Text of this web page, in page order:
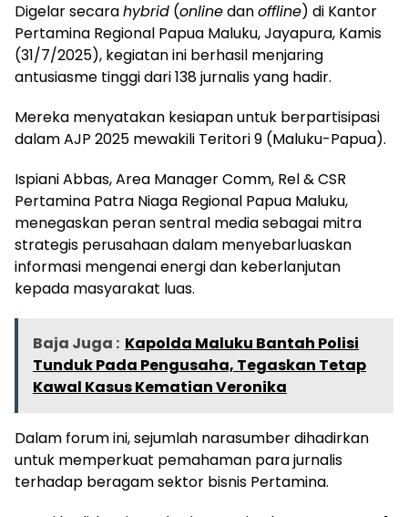
Digelar secarahybrid (onlinedanoffline) di Kantor
Pertamina Regional Papua Maluku, Jayapura, Kamis
(31/7/2025), kegiatan ini berhasil menjaring
antusiasme tinggi dari 138 jurnalis yang hadir.
Mereka menyatakan kesiapan untuk berpartisipasi
dalam AJP 2025 mewakili Teritori 9 (Maluku-Papua).
Ispiani Abbas, Area Manager Comm, Rel & CSR
Pertamina Patra Niaga Regional Papua Maluku,
menegaskan peran sentral media sebagai mitra
strategis perusahaan dalam menyebarluaskan
informasi mengenai energi dan keberlanjutan
kepada masyarakat luas.
Baja Juga : Kapolda Maluku Bantah Polisi
Tunduk Pada Pengusaha, Tegaskan Tetap
Kawal Kasus Kematian Veronika
Dalam forum ini, sejumlah narasumber dihadirkan
untuk memperkuat pemahaman para jurnalis
terhadap beragam sektor bisnis Pertamina.